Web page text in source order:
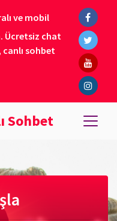
ve mobil
Ücretsiz chat
canlı sohbet
Sohbet